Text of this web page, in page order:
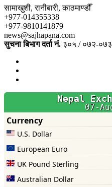
सामाखुशी, रानीबारी, काठमाण्डौँ
+977-014355338
+977-9810141879
news@sajhapana.com
सुचना बिभाग दर्ता नं. ३०५ / ०७२-०७३